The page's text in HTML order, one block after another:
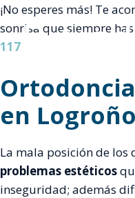
Saltar
al
contenido
¡No esperes más! Te
sonrisa que siempre
117
en Logroño
La mala posición de los
problemas estéticos
inseguridad; además